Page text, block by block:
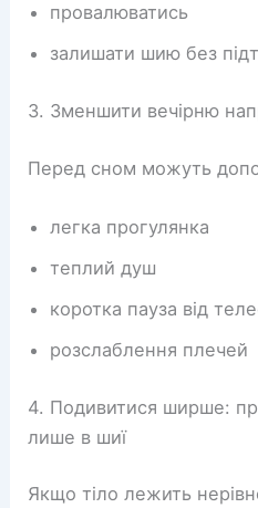
провалюватись
залишати шию без
3. Зменшити вечірню
Перед сном можуть
легка прогулянка
теплий душ
коротка пауза від
розслаблення плечей
4. Подивитися ширше:
лише в шиї
Якщо тіло лежить